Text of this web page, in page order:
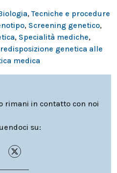
,Tecniche e procedure
, Screening genetico,
, Specialità mediche,
genetica alle
medica
rimani in contatto con noi
su: